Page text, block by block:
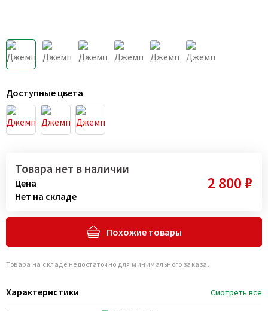
Доступные цвета
Характеристики Смотреть все
Товара нет в наличии
Цена 2 800 ₽
Нет на складе
Похожие товары
Товара на складе недостаточно для минимального заказа.